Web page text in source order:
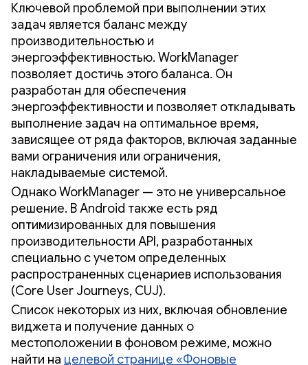
Ключевой проблемой при выполнении этих
задач является баланс между
производительностью и
энергоэффективностью. WorkManager
позволяет достичь этого баланса. Он
разработан для обеспечения
энергоэффективности и позволяет откладывать
выполнение задач на оптимальное время,
зависящее от ряда факторов, включая заданные
вами ограничения или ограничения,
накладываемые системой.
Однако WorkManager — это не универсальное
решение. В Android также есть ряд
оптимизированных для повышения
производительности API, разработанных
специально с учетом определенных
распространенных сценариев использования
(Core User Journeys, CUJ).
Список некоторых из них, включая обновление
виджета и получение данных о
местоположении в фоновом режиме, можно
найти на целевой странице «Фоновые